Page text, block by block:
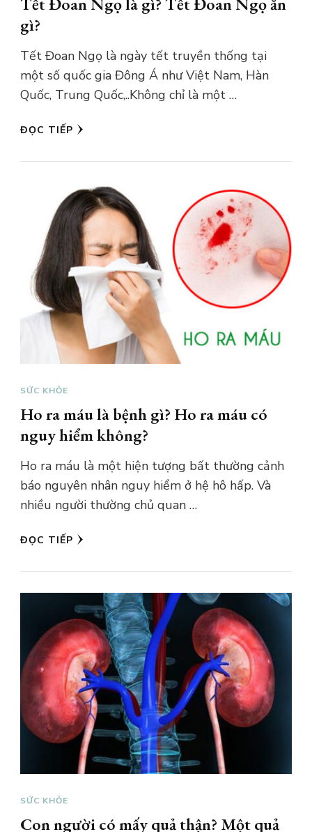
gì?
Tết Đoan Ngọ là ngày tết truyền thống tại
một số quốc gia Đông Á như Việt Nam, Hàn
Quốc, Trung Quốc,..Không chỉ là một …
ĐỌC TIẾP
SỨC KHỎE
Ho ra máu là bệnh gì? Ho ra máu có
nguy hiểm không?
Ho ra máu là một hiện tượng bất thường cảnh
báo nguyên nhân nguy hiểm ở hệ hô hấp. Và
nhiều người thường chủ quan …
ĐỌC TIẾP
SỨC KHỎE
Con người có mấy quả thận? Một quả